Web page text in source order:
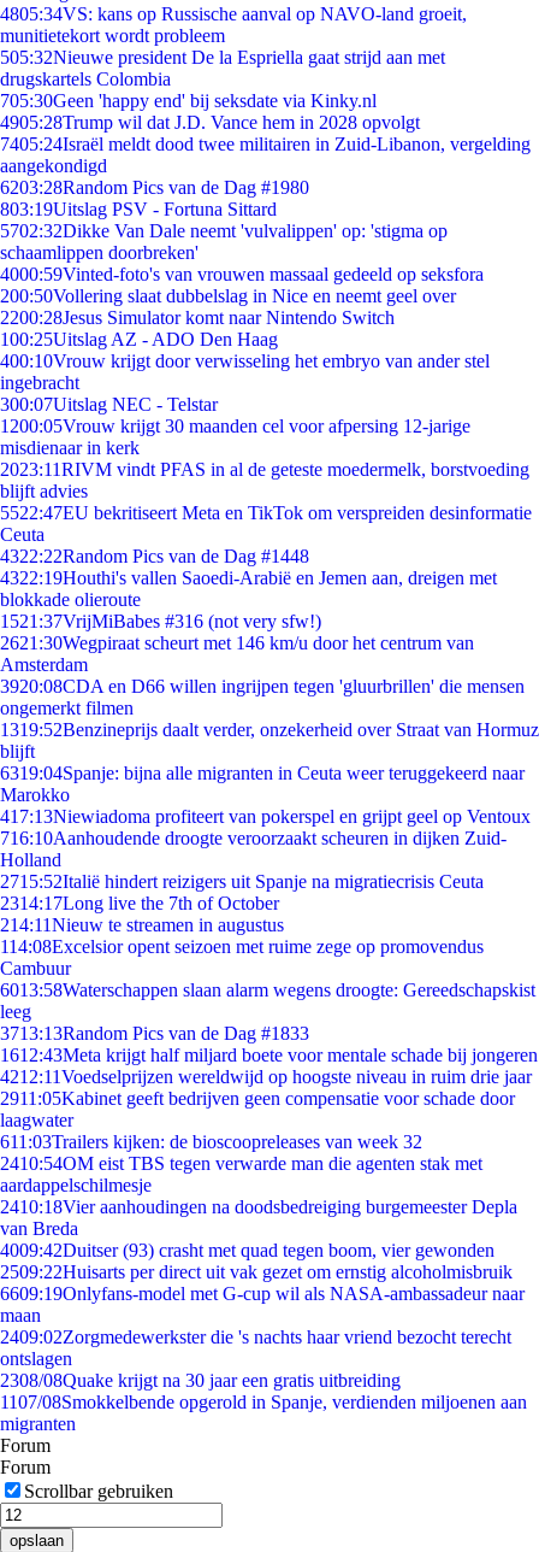
4805:34VS: kans op Russische aanval op NAVO-land groeit,
munitietekort wordt probleem
505:32Nieuwe president De la Espriella gaat strijd aan met
drugskartels Colombia
705:30Geen 'happy end' bij seksdate via Kinky.nl
4905:28Trump wil dat J.D. Vance hem in 2028 opvolgt
7405:24Israël meldt dood twee militairen in Zuid-Libanon, vergelding
aangekondigd
6203:28Random Pics van de Dag #1980
803:19Uitslag PSV - Fortuna Sittard
5702:32Dikke Van Dale neemt 'vulvalippen' op: 'stigma op
schaamlippen doorbreken'
4000:59Vinted-foto's van vrouwen massaal gedeeld op seksfora
200:50Vollering slaat dubbelslag in Nice en neemt geel over
2200:28Jesus Simulator komt naar Nintendo Switch
100:25Uitslag AZ - ADO Den Haag
400:10Vrouw krijgt door verwisseling het embryo van ander stel
ingebracht
300:07Uitslag NEC - Telstar
1200:05Vrouw krijgt 30 maanden cel voor afpersing 12-jarige
misdienaar in kerk
2023:11RIVM vindt PFAS in al de geteste moedermelk, borstvoeding
blijft advies
5522:47EU bekritiseert Meta en TikTok om verspreiden desinformatie
Ceuta
4322:22Random Pics van de Dag #1448
4322:19Houthi's vallen Saoedi-Arabië en Jemen aan, dreigen met
blokkade olieroute
1521:37VrijMiBabes #316 (not very sfw!)
2621:30Wegpiraat scheurt met 146 km/u door het centrum van
Amsterdam
3920:08CDA en D66 willen ingrijpen tegen 'gluurbrillen' die mensen
ongemerkt filmen
1319:52Benzineprijs daalt verder, onzekerheid over Straat van Hormuz
blijft
6319:04Spanje: bijna alle migranten in Ceuta weer teruggekeerd naar
Marokko
417:13Niewiadoma profiteert van pokerspel en grijpt geel op Ventoux
716:10Aanhoudende droogte veroorzaakt scheuren in dijken Zuid-
Holland
2715:52Italië hindert reizigers uit Spanje na migratiecrisis Ceuta
2314:17Long live the 7th of October
214:11Nieuw te streamen in augustus
114:08Excelsior opent seizoen met ruime zege op promovendus
Cambuur
6013:58Waterschappen slaan alarm wegens droogte: Gereedschapskist
leeg
3713:13Random Pics van de Dag #1833
1612:43Meta krijgt half miljard boete voor mentale schade bij jongeren
4212:11Voedselprijzen wereldwijd op hoogste niveau in ruim drie jaar
2911:05Kabinet geeft bedrijven geen compensatie voor schade door
laagwater
611:03Trailers kijken: de bioscoopreleases van week 32
2410:54OM eist TBS tegen verwarde man die agenten stak met
aardappelschilmesje
2410:18Vier aanhoudingen na doodsbedreiging burgemeester Depla
van Breda
4009:42Duitser (93) crasht met quad tegen boom, vier gewonden
2509:22Huisarts per direct uit vak gezet om ernstig alcoholmisbruik
6609:19Onlyfans-model met G-cup wil als NASA-ambassadeur naar
maan
2409:02Zorgmedewerkster die 's nachts haar vriend bezocht terecht
ontslagen
2308/08Quake krijgt na 30 jaar een gratis uitbreiding
1107/08Smokkelbende opgerold in Spanje, verdienden miljoenen aan
migranten
Forum
Forum
Scrollbar gebruiken
opslaan